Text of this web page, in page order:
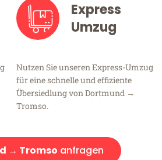
Express
Umzug
Nutzen Sie unseren Express-Umzug
für eine schnelle und effiziente
Übersiedlung von Dortmund →
Tromso.
→ Tromso anfragen